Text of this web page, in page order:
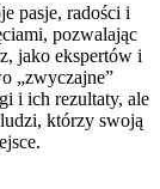
pasje, radości i
pozwalając
jako ekspertów i
„zwyczajne”
i ich rezultaty, ale
którzy swoją